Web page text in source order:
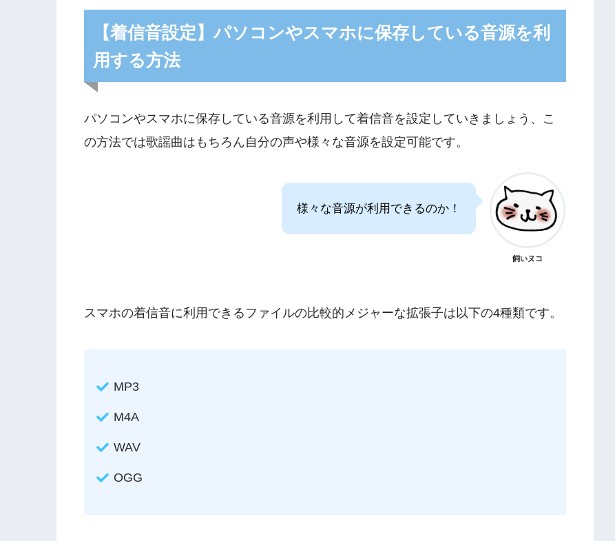
【着信音設定】パソコンやスマホに保存している音源を利
用する方法
パソコンやスマホに保存している音源を利用して着信音を設定していきましょう、こ
の方法では歌謡曲はもちろん自分の声や様々な音源を設定可能です。
様々な音源が利用できるのか！
飼いヌコ
スマホの着信音に利用できるファイルの比較的メジャーな拡張子は以下の4種類です。
MP3
M4A
WAV
OGG